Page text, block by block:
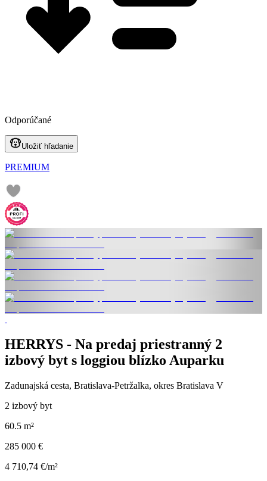
Odporúčané
Uložiť hľadanie
PREMIUM
HERRYS - Na predaj priestranný 2
izbový byt s loggiou blízko Auparku
Zadunajská cesta, Bratislava-Petržalka, okres Bratislava V
2 izbový byt
60.5 m²
285 000 €
4 710,74 €/m²